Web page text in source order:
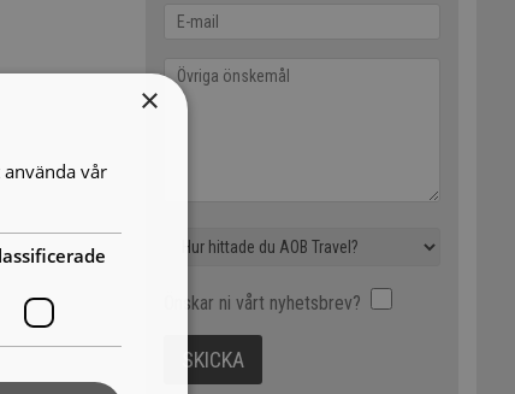
Önskar ni vårt nyhetsbrev?
×
vår